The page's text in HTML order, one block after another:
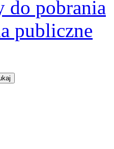
do pobrania
publiczne